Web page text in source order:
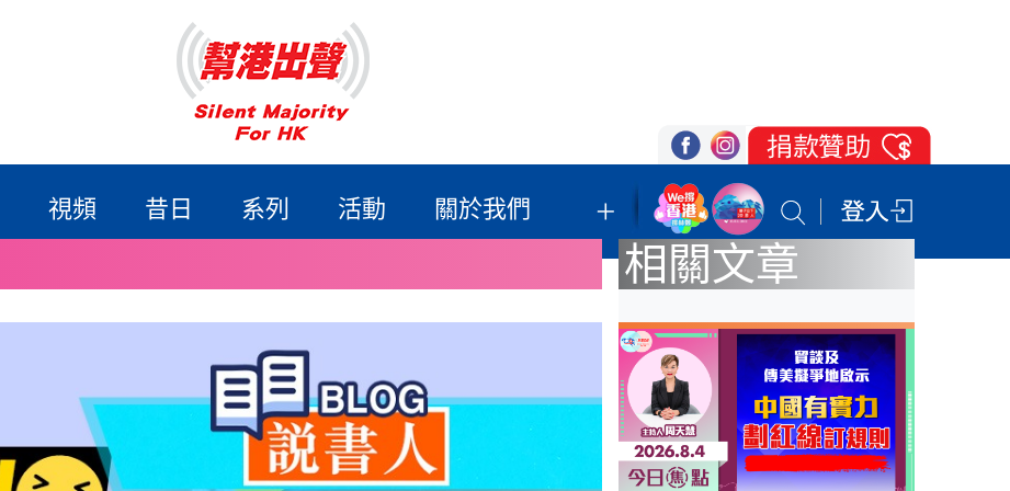
視頻 昔日 系列 活動 關於我們 我們的立場 登記支持 聯絡我們
相關文章